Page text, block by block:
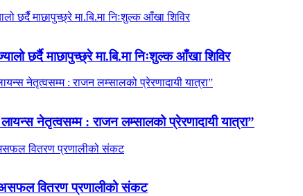
छर्दै माछापुच्छ्रे मा.बि.मा निःशुल्क आँखा शिविर
लायन्स नेतृत्वसम्म : राजन लम्सालको प्रेरणादायी यात्रा”
असफल वितरण प्रणालीको संकट